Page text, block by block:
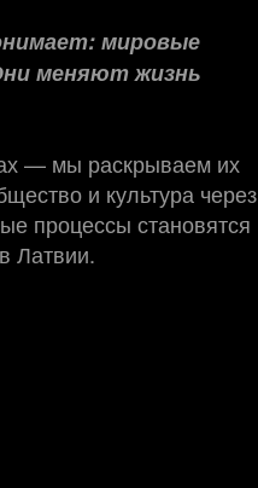
мировые
меняют жизнь
— мы раскрываем их
и культура через
процессы становятся
Латвии.